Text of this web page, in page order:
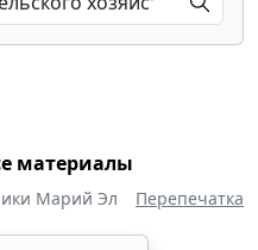
материалы
Марий Эл Перепечатка